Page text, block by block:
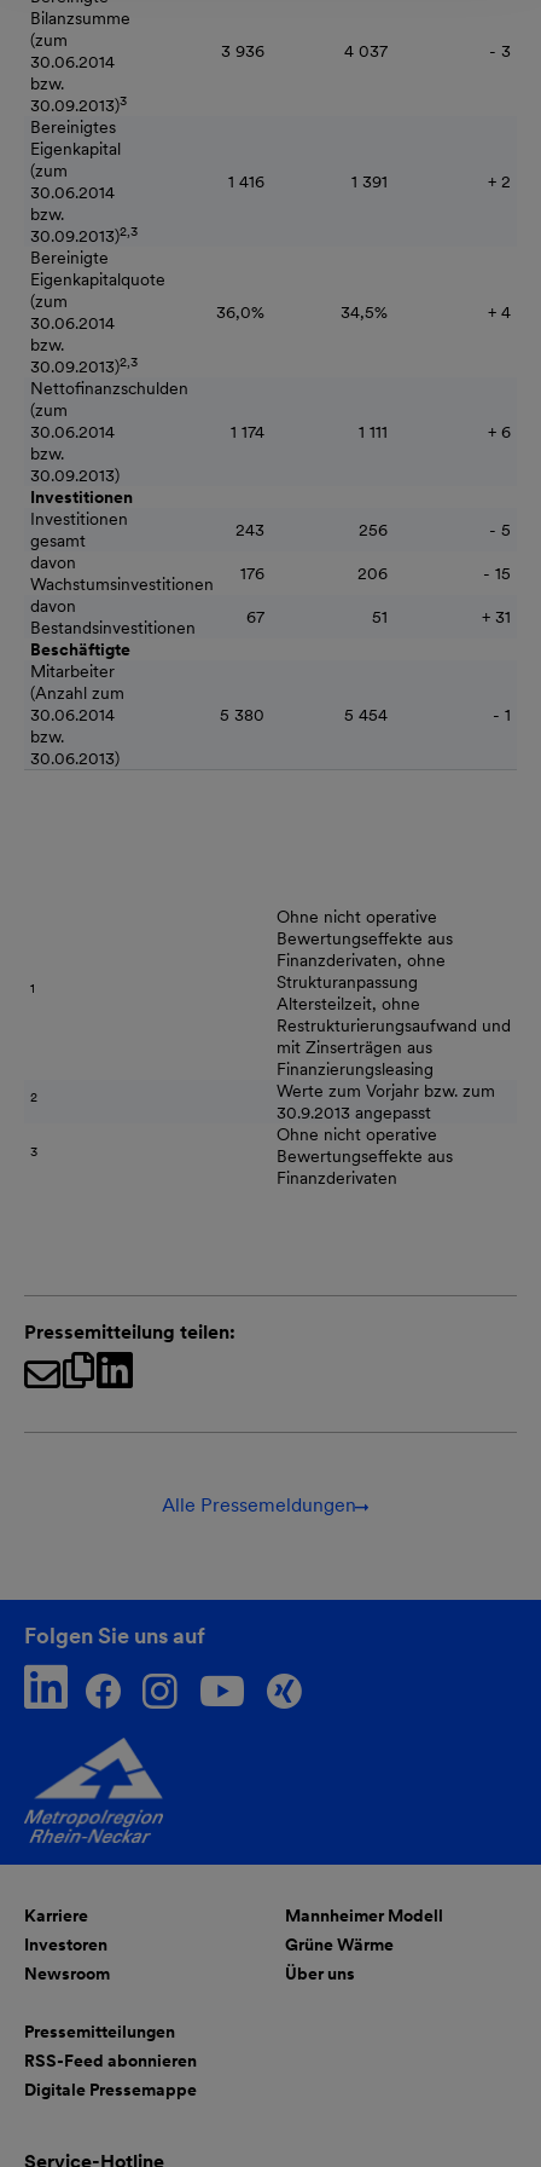
Bilanzsumme
(zum
30.06.2014
bzw.
30.09.2013)3
3 936 4 037 - 3
Bereinigtes
Eigenkapital
(zum
30.06.2014
bzw.
30.09.2013)2,3
1 416 1 391 + 2
Bereinigte
Eigenkapitalquote
(zum
30.06.2014
bzw.
30.09.2013)2,3
36,0% 34,5% + 4
Nettofinanzschulden
(zum
30.06.2014
bzw.
30.09.2013)
1 174 1 111 + 6
Investitionen
Investitionen
gesamt
243 256
- 5
davon
Wachstumsinvestitionen
176 206
- 15
davon
Bestandsinvestitionen
67 51
+ 31
Beschäftigte
Mitarbeiter
(Anzahl zum
30.06.2014
bzw.
30.06.2013)
5 380 5 454 - 1
1
Ohne nicht operative
Bewertungseffekte aus
Finanzderivaten, ohne
Strukturanpassung
Altersteilzeit, ohne
Restrukturierungsaufwand und
mit Zinserträgen aus
Finanzierungsleasing
2
Werte zum Vorjahr bzw. zum
30.9.2013 angepasst
3
Ohne nicht operative
Bewertungseffekte aus
Finanzderivaten
Pressemitteilung teilen:
Alle Pressemeldungen
Folgen Sie uns auf
Karriere
Investoren
Newsroom
Mannheimer Modell
Grüne Wärme
Über uns
Pressemitteilungen
RSS-Feed abonnieren
Digitale Pressemappe
Service-Hotline